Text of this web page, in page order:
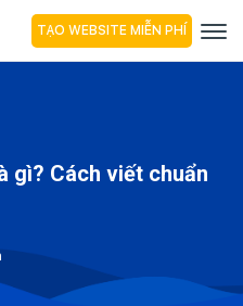
TẠO WEBSITE MIỄN PHÍ
gì? Cách viết chuẩn